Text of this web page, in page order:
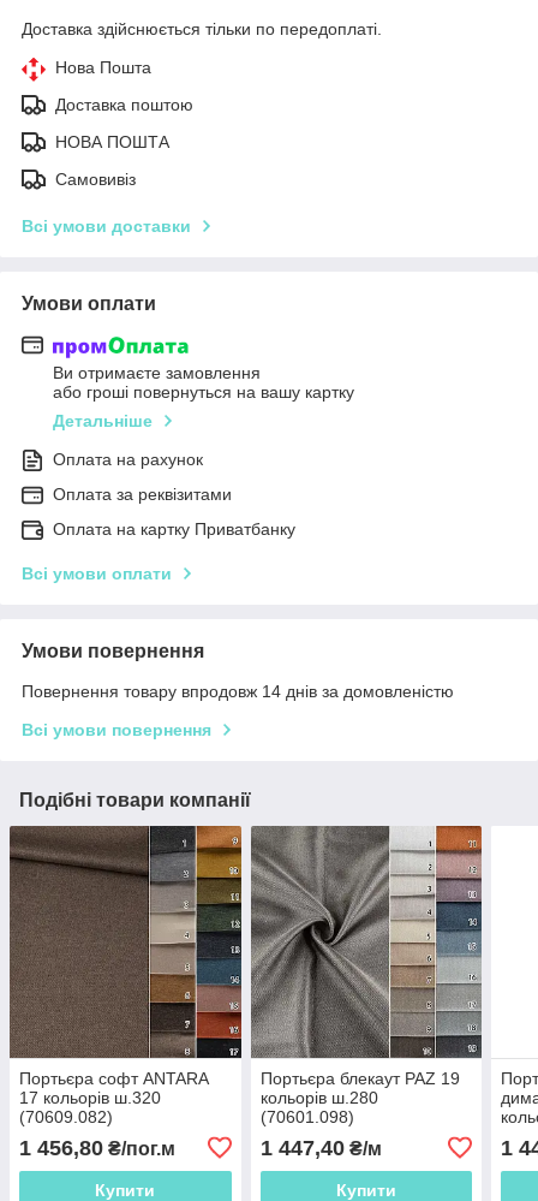
Доставка здійснюється тільки по передоплаті.
Нова Пошта
Доставка поштою
НОВА ПОШТА
Самовивіз
Всі умови доставки
Умови оплати
Ви отримаєте замовлення
або гроші повернуться на вашу картку
Детальніше
Оплата на рахунок
Оплата за реквізитами
Оплата на картку Приватбанку
Всі умови оплати
Умови повернення
Повернення товару впродовж 14 днів за домовленістю
Всі умови повернення
Подібні товари компанії
Портьєра софт ANTARA
17 кольорів ш.320
(70609.082)
1 456,80 ₴/пог.м
Купити
Портьєра блекаут PAZ 19
кольорів ш.280
(70601.098)
1 447,40₴/м
Купити
1